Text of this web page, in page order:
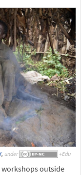
, under
outside